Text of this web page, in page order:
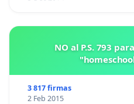
NO al P.S. 793
3 817 firmas
2 Feb 2015